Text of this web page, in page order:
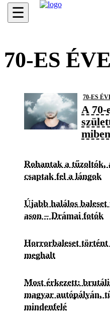
☰
70-ES
70-ES
A 70-
Rohantak a tűzoltók,
csaptak fel a lángok
Újabb halálos
ason – Drámai fotók
Horrorbaleset történt
meghalt
Most érkezett:
magyar autópályán,
mindenfelé